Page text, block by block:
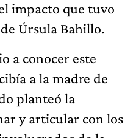
impacto que tuvo
Úrsula Bahillo.
a conocer este
a la madre de
planteó la
y articular con los